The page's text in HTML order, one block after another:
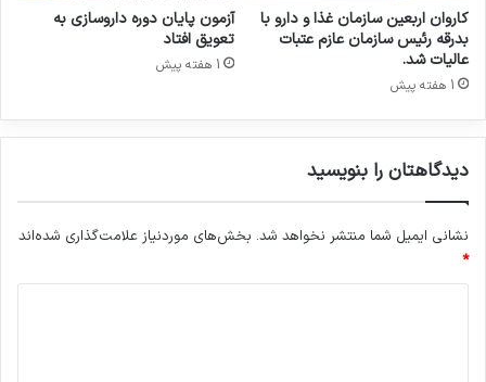
ت
ح
ق
ی
ا
ت
و
ن
ا
و
ر
ا
د
ا
و
ب
ر
ز
و
م
چ
کاروان اربعین سازمان غذا و دارو با
بدرقه رئیس سازمان عازم عتبات
عالیات شد.
1 هفته پیش
آزمون پایان دوره داروسازی به
تعویق افتاد
1 هفته پیش
دیدگاهتان را بنویسید
نشانی ایمیل شما منتشر نخواهد شد. بخش‌های موردنیاز علامت‌گذاری شده‌اند
*